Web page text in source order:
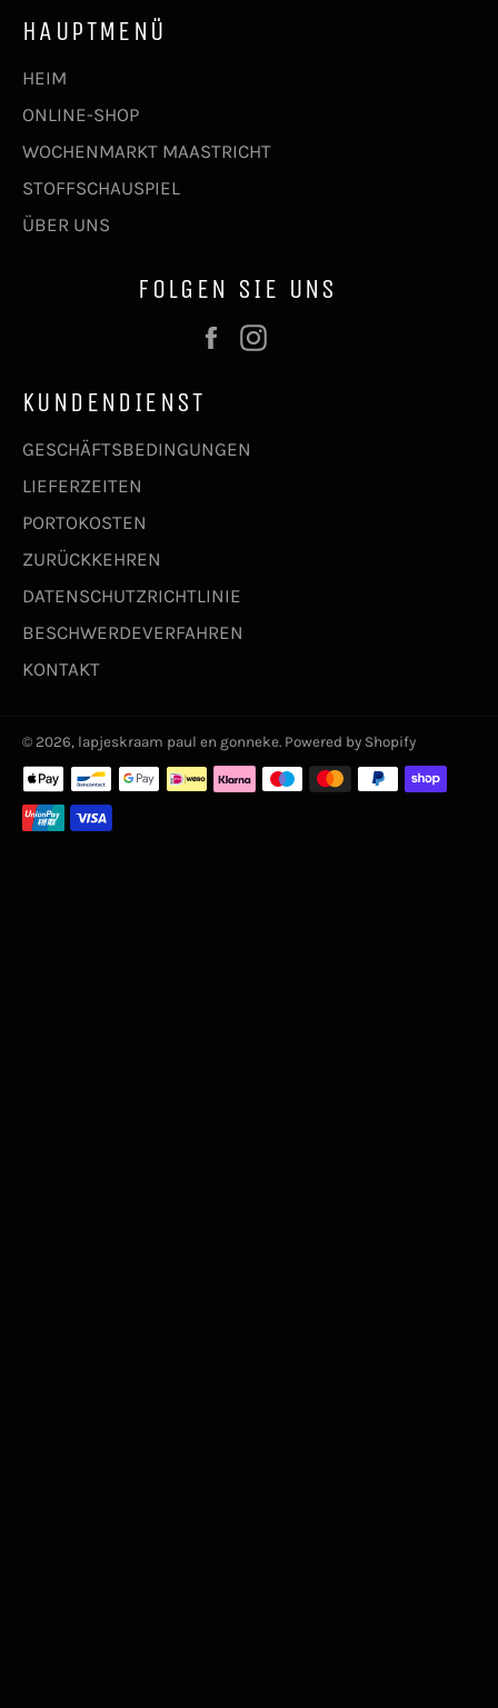
HAUPTMENÜ
HEIM
ONLINE-SHOP
WOCHENMARKT MAASTRICHT
STOFFSCHAUSPIEL
ÜBER UNS
FOLGEN SIE UNS
Facebook
KUNDENDIENST
GESCHÄFTSBEDINGUNGEN
LIEFERZEITEN
PORTOKOSTEN
ZURÜCKKEHREN
DATENSCHUTZRICHTLINIE
BESCHWERDEVERFAHREN
KONTAKT
© 2026, lapjeskraam paul en gonneke. Powered by Shopify
Zahlungsmethoden